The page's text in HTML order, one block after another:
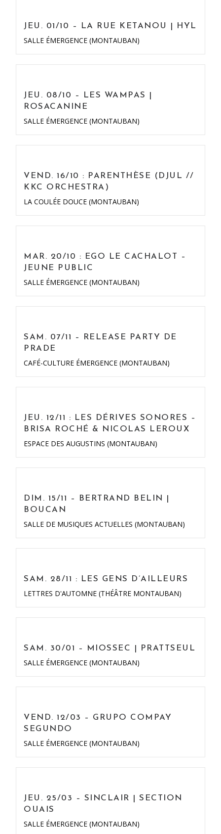
JEU. 01/10 – LA RUE KETANOU | HYL
SALLE ÉMERGENCE (MONTAUBAN)
JEU. 08/10 – LES WAMPAS |
ROSACANINE
SALLE ÉMERGENCE (MONTAUBAN)
VEND. 16/10 : PARENTHÈSE (DJUL //
KKC ORCHESTRA)
LA COULÉE DOUCE (MONTAUBAN)
MAR. 20/10 : EGO LE CACHALOT –
JEUNE PUBLIC
SALLE ÉMERGENCE (MONTAUBAN)
SAM. 07/11 – RELEASE PARTY DE
PRADE
CAFÉ-CULTURE ÉMERGENCE (MONTAUBAN)
JEU. 12/11 : LES DÉRIVES SONORES –
BRISA ROCHÉ & NICOLAS LEROUX
ESPACE DES AUGUSTINS (MONTAUBAN)
DIM. 15/11 – BERTRAND BELIN |
BOUCAN
SALLE DE MUSIQUES ACTUELLES (MONTAUBAN)
SAM. 28/11 : LES GENS D’AILLEURS
LETTRES D'AUTOMNE (THÉÂTRE MONTAUBAN)
SAM. 30/01 – MIOSSEC | PRATTSEUL
SALLE ÉMERGENCE (MONTAUBAN)
VEND. 12/03 – GRUPO COMPAY
SEGUNDO
SALLE ÉMERGENCE (MONTAUBAN)
JEU. 25/03 – SINCLAIR | SECTION
OUAIS
SALLE ÉMERGENCE (MONTAUBAN)